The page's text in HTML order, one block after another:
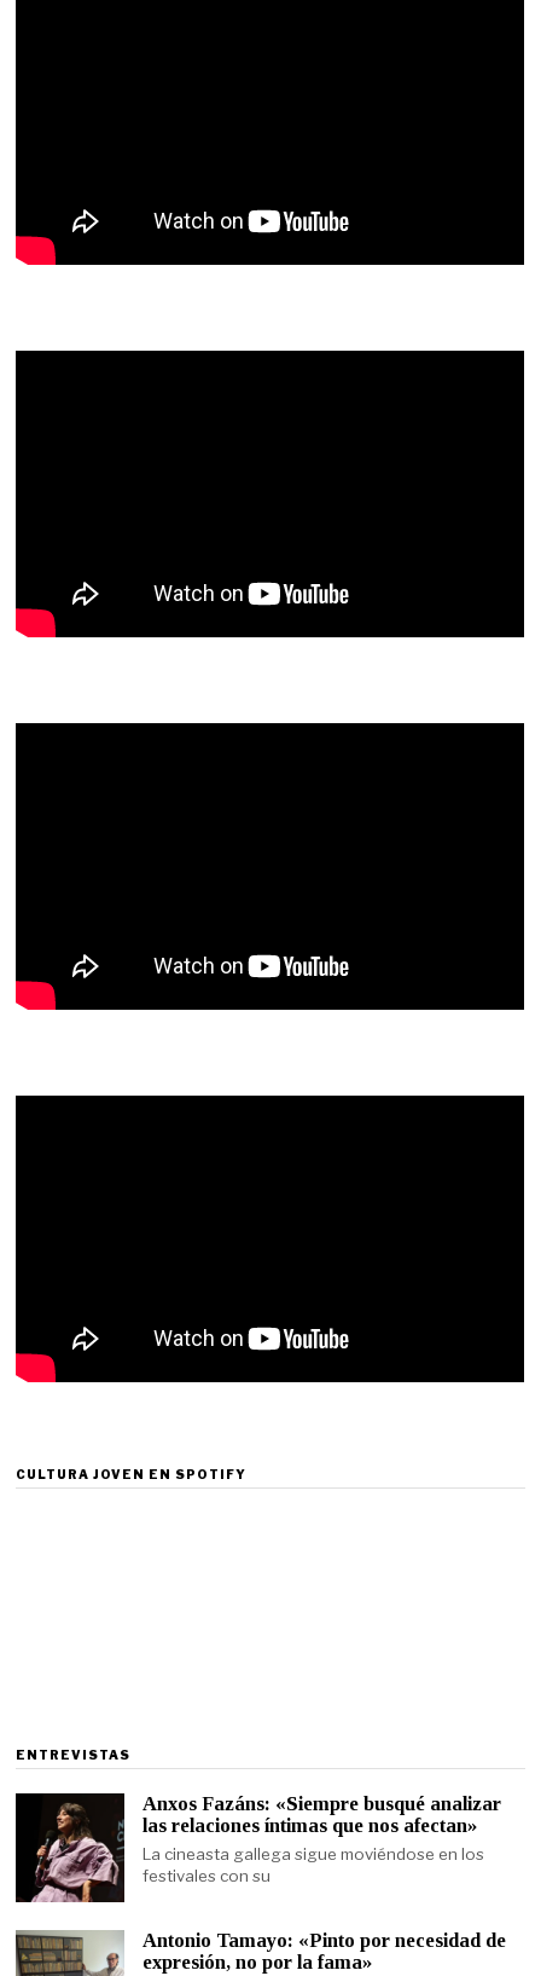
CULTURA JOVEN EN SPOTIFY
ENTREVISTAS
Anxos Fazáns: «Siempre busqué analizar
las relaciones íntimas que nos afectan»
La cineasta gallega sigue moviéndose en los
festivales con su
Antonio Tamayo: «Pinto por necesidad de
expresión, no por la fama»